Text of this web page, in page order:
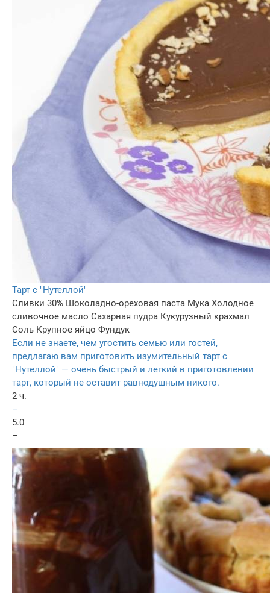
Тарт с "Нутеллой"
Сливки 30% Шоколадно-ореховая паста Мука Холодное
сливочное масло Сахарная пудра Кукурузный крахмал
Соль Крупное яйцо Фундук
Если не знаете, чем угостить семью или гостей,
предлагаю вам приготовить изумительный тарт с
"Нутеллой" — очень быстрый и легкий в приготовлении
тарт, который не оставит равнодушным никого.
2 ч.
–
5.0
–